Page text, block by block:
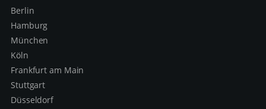
Berlin
Hamburg
München
Köln
Frankfurt am Main
Stuttgart
Düsseldorf